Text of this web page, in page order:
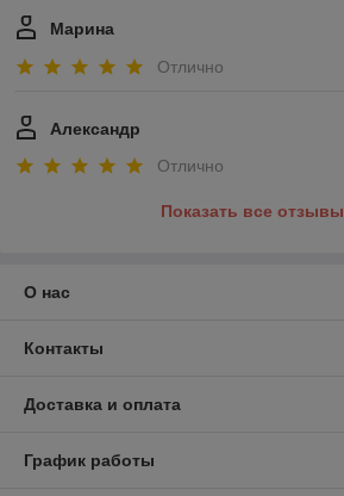
Марина
Отлично
Александр
Отлично
Показать все отзывы
О нас
Контакты
Доставка и оплата
График работы